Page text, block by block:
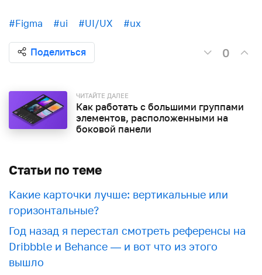
#Figma #ui #UI/UX #ux
Поделиться 0
ЧИТАЙТЕ ДАЛЕЕ
Как работать с большими группами
элементов, расположенными на
боковой панели
Статьи по теме
Какие карточки лучше: вертикальные или
горизонтальные?
Год назад я перестал смотреть референсы на
Dribbble и Behance — и вот что из этого
вышло